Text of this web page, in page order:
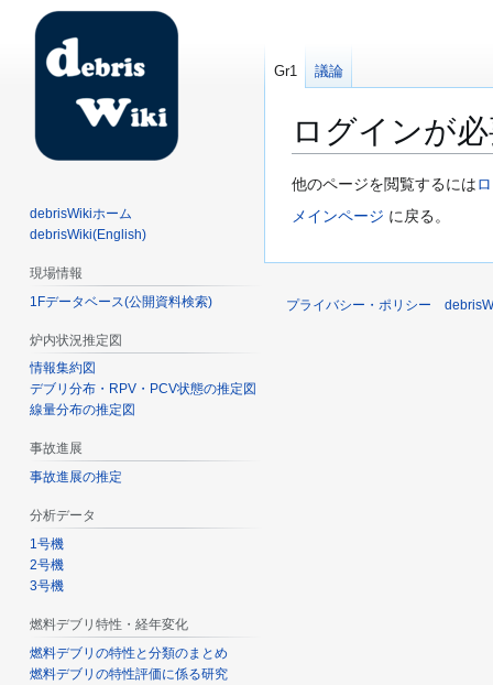
ログインが
ナ
ビ
ョ
検
索
他のページを閲覧するには
メインページ に戻る。
Gr1 議論
debrisWikiホーム
debrisWiki(English)
現場情報
1Fデータベース(公開資料検索)
炉内状況推定図
情報集約図
デブリ分布・RPV・PCV状態の推定図
線量分布の推定図
事故進展
事故進展の推定
分析データ
1号機
2号機
3号機
燃料デブリ特性・経年変化
燃料デブリの特性と分類のまとめ
燃料デブリの特性評価に係る研究
プライバシー・ポリシー